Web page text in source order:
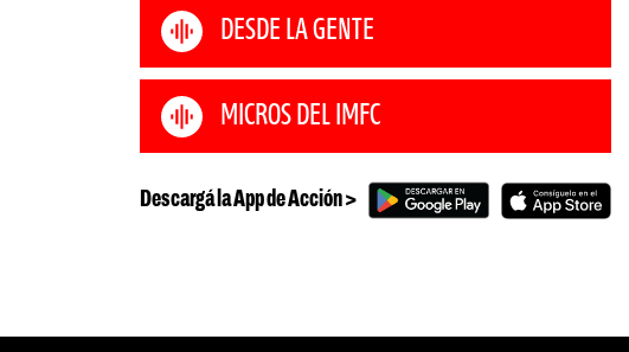
DESDE LA GENTE
MICROS DEL IMFC
Descargá la App de Acción >